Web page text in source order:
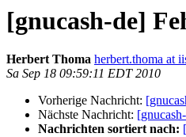
[gnucash-de]
Herbert Thoma herbert.thoma at
Sa Sep 18 09:59:11 EDT 2010
Vorherige Nachricht:
Nächste Nachricht:
Nachrichten sortiert nach: